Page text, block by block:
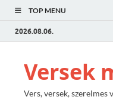
TOP MENU
2026.08.06.
Versek
Vers, versek, szerelmes